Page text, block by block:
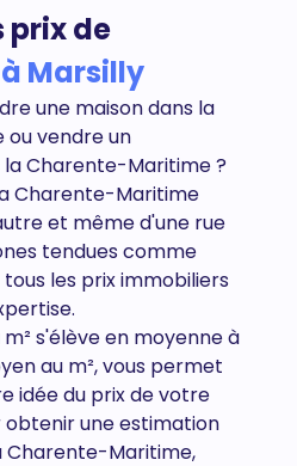
prix de
à Marsilly
une maison dans la
vendre un
Charente-Maritime?
Charente-Maritime
et même d'une rue
tendues comme
tous les prix immobiliers
s'élève en moyenne à
au m², vous permet
idée du prix de votre
une estimation
Charente-Maritime,